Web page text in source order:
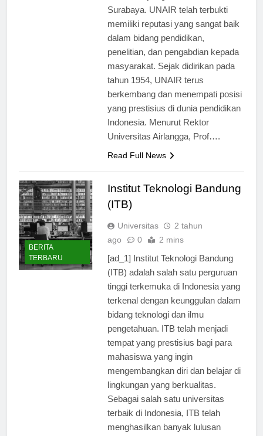
Indonesia yang terletak di Kota
Surabaya. UNAIR telah terbukti
memiliki reputasi yang sangat baik
dalam bidang pendidikan,
penelitian, dan pengabdian kepada
masyarakat. Sejak didirikan pada
tahun 1954, UNAIR terus
berkembang dan menempati posisi
yang prestisius di dunia pendidikan
Indonesia. Menurut Rektor
BERITA
TERBARU
Institut Teknologi Bandung
(ITB)
Universitas
2 tahun
[ad_1] Institut Teknologi Bandung
(ITB) adalah salah satu perguruan
tinggi terkemuka di Indonesia yang
terkenal dengan keunggulan dalam
bidang teknologi dan ilmu
pengetahuan. ITB telah menjadi
tempat yang prestisius bagi para
mahasiswa yang ingin
mengembangkan diri dan belajar di
lingkungan yang berkualitas.
Sebagai salah satu universitas
terbaik di Indonesia, ITB telah